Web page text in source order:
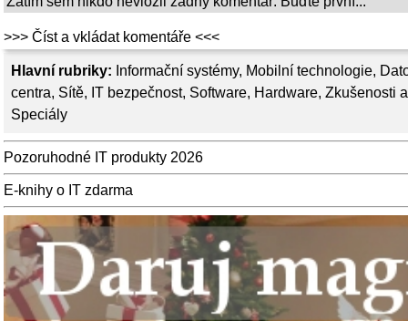
Hlavní rubriky: Informační systémy, Mobilní technologie,
centra, Sítě, IT bezpečnost, Software, Hardware, Zkušenosti
Speciály
Pozoruhodné IT produkty 2026
E-knihy o IT zdarma
>>> Číst a vkládat komentáře <<<